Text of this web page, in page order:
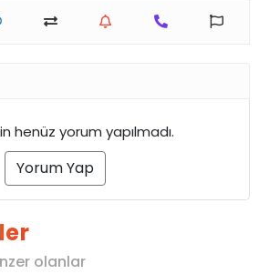
henüz yorum yapılmadı.
Yorum Yap
olanlar